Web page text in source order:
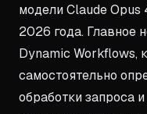
модели Claude
2026 года. Главное
Dynamic Workflows,
самостоятельно
обработки запроса